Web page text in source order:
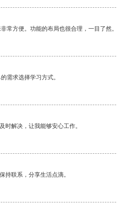
常方便。功能的布局也很合理，一目了然。
需求选择学习方式。
时解决，让我能够安心工作。
持联系，分享生活点滴。